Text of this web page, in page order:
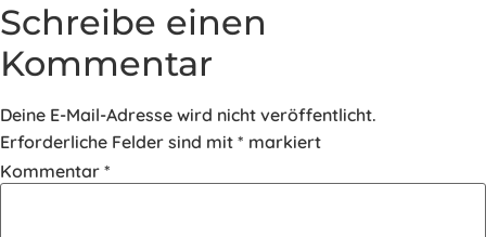
Schreibe einen
Kommentar
Deine E-Mail-Adresse wird nicht veröffentlicht.
Erforderliche Felder sind mit * markiert
Kommentar *